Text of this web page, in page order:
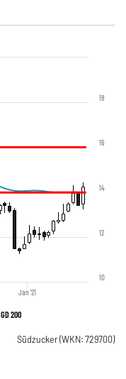
GD 200
Jan '21
10
12
14
16
18
Südzucker(WKN: 729700)